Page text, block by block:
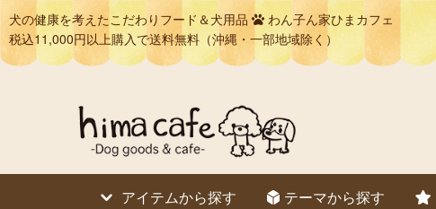
犬の健康を考えたこだわりフード＆犬用品
わん子ん家ひまカフェ
税込11,000円以上購入で送料無料（沖縄・一部地域除く）
アイテムから探す テーマから探す